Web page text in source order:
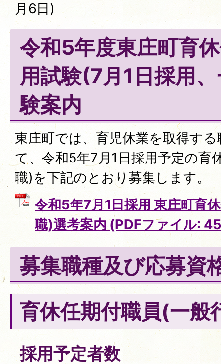
月6日)
令和5年度東庄町育
用試験(7月1日採用
験案内
東庄町では、育児休業を取得す
て、令和5年7月1日採用予定の育
職)を下記のとおり募集します。
令和5年7月1日採用 東庄町育
職)選考案内 (PDFファイル:
募集職種及び応募資
育休任期付職員(一般
採用予定者数